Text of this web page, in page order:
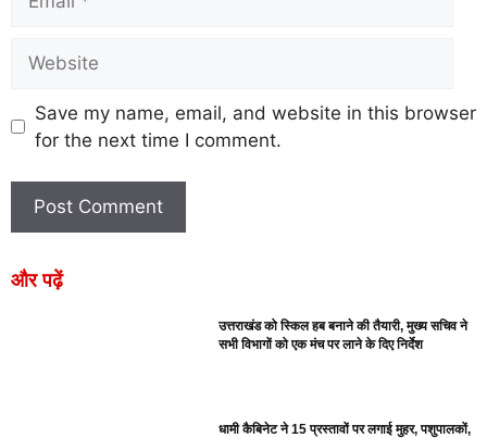
Save my name, email, and website in this browser
for the next time I comment.
और पढ़ें
उत्तराखंड को स्किल हब बनाने की तैयारी, मुख्य सचिव ने
सभी विभागों को एक मंच पर लाने के दिए निर्देश
धामी कैबिनेट ने 15 प्रस्तावों पर लगाई मुहर, पशुपालकों,